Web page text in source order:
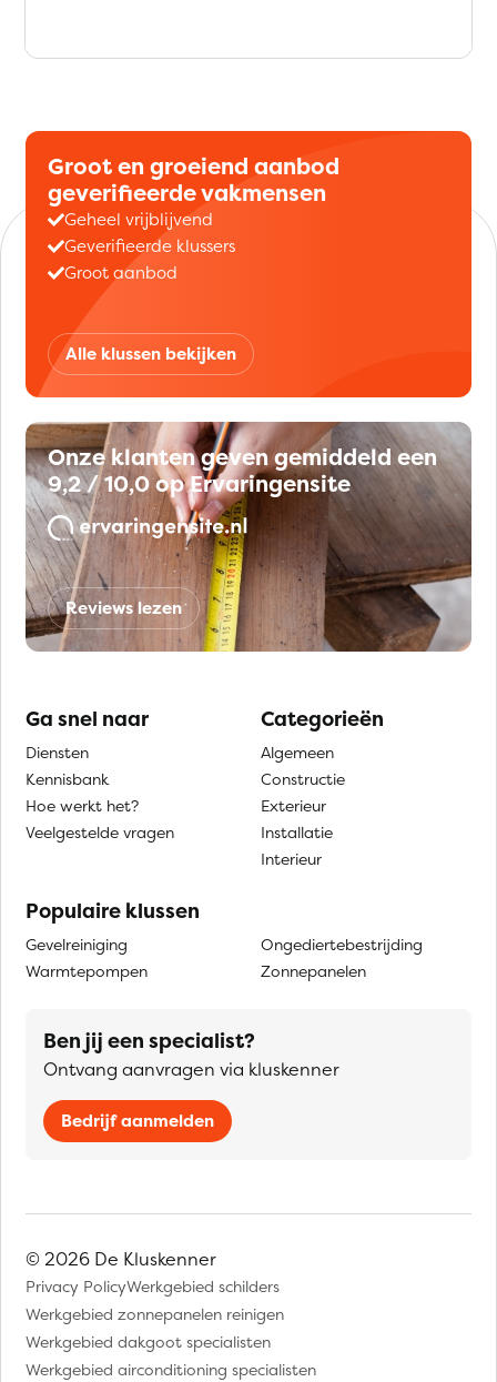
Groot en groeiend aanbod
geverifieerde vakmensen
Geheel vrijblijvend
Geverifieerde klussers
Groot aanbod
Alle klussen bekijken
Onze klanten geven gemiddeld een
9,2 / 10,0 op Ervaringensite
Reviews lezen
Ga snel naar
Diensten
Kennisbank
Hoe werkt het?
Veelgestelde vragen
Categorieën
Algemeen
Constructie
Exterieur
Installatie
Interieur
Populaire klussen
Gevelreiniging
Warmtepompen
Ongediertebestrijding
Zonnepanelen
Ben jij een specialist?
Ontvang aanvragen via kluskenner
Bedrijf aanmelden
© 2026 De Kluskenner
Privacy PolicyWerkgebied schilders
Werkgebied zonnepanelen reinigen
Werkgebied dakgoot specialisten
Werkgebied airconditioning specialisten